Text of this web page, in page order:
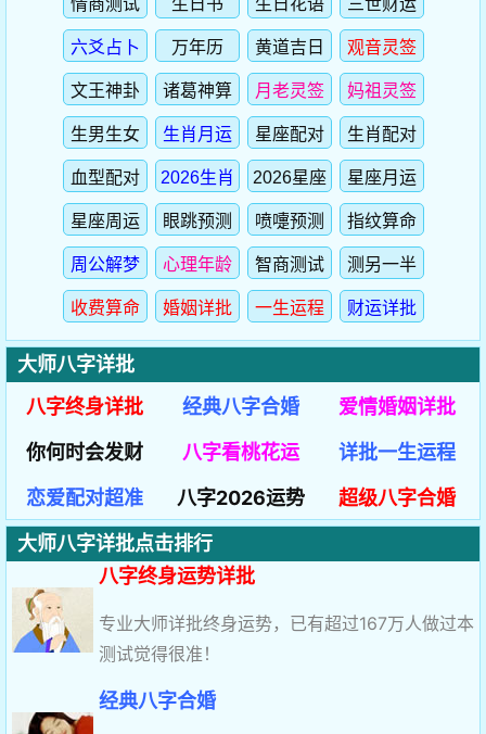
大师八字详批
八字终身详批
经典八字合婚
爱情婚姻详批
你何时会发财
八字看桃花运
详批一生运程
恋爱配对超准
八字2026运势
超级八字合婚
大师八字详批点击排行
八字终身运势详批
专业大师详批终身运势，已有超过167万人做过本
测试觉得很准！
经典八字合婚